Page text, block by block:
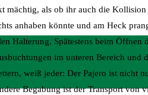
mächtig, als ob ihr auch die
anhaben könnte und am Heck
Halterung. Spätestens beim Öffnen
im unteren Bereich und
weiß jeder: Der Pajero ist nicht
Begabung ist der Transport von